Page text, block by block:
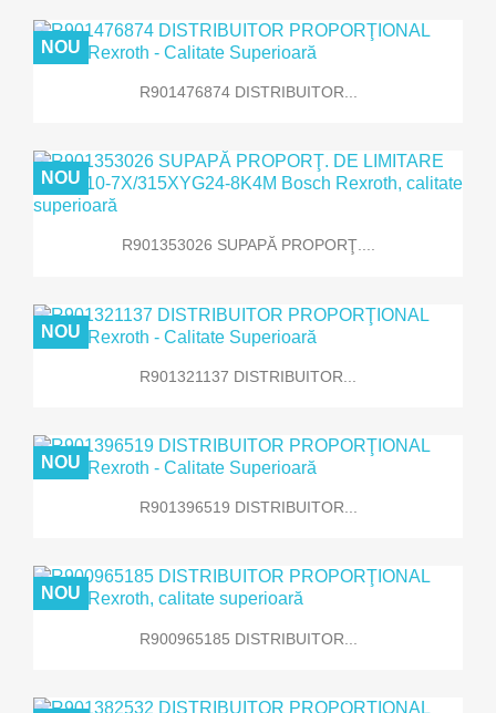
R901476874 DISTRIBUITOR...
NOU
R901353026 SUPAPĂ PROPORŢ....
NOU
R901321137 DISTRIBUITOR...
NOU
R901396519 DISTRIBUITOR...
NOU
R900965185 DISTRIBUITOR...
NOU